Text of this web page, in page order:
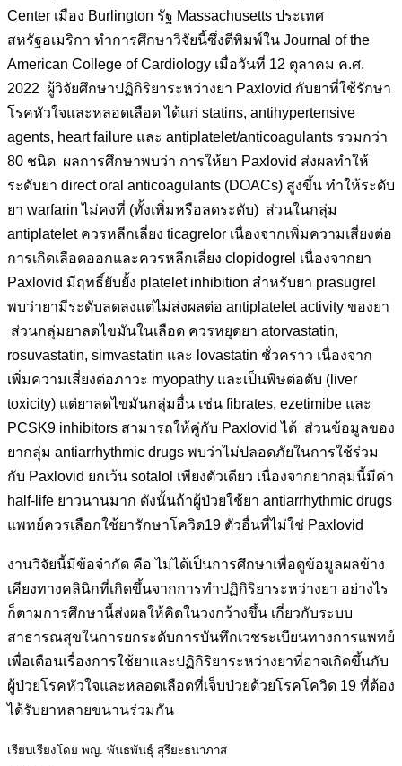
Center เมือง Burlington รัฐ Massachusetts ประเทศ
สหรัฐอเมริกา ทำการศึกษาวิจัยนี้ซึ่งตีพิมพ์ใน Journal of the
American College of Cardiology เมื่อวันที่ 12 ตุลาคม ค.ศ.
2022 ผู้วิจัยศึกษาปฏิกิริยาระหว่างยา Paxlovid กับยาที่ใช้รักษา
โรคหัวใจและหลอดเลือด ได้แก่ statins, antihypertensive
agents, heart failure และ antiplatelet/anticoagulants รวมกว่า
80 ชนิด ผลการศึกษาพบว่า การให้ยา Paxlovid ส่งผลทำให้
ระดับยา direct oral anticoagulants (DOACs) สูงขึ้น ทำให้ระดับ
ยา warfarin ไม่คงที่ (ทั้งเพิ่มหรือลดระดับ) ส่วนในกลุ่ม
antiplatelet ควรหลีกเลี่ยง ticagrelor เนื่องจากเพิ่มความเสี่ยงต่อ
การเกิดเลือดออกและควรหลีกเลี่ยง clopidogrel เนื่องจากยา
Paxlovid มีฤทธิ์ยับยั้ง platelet inhibition สำหรับยา prasugrel
พบว่ายามีระดับลดลงแต่ไม่ส่งผลต่อ antiplatelet activity ของยา
ส่วนกลุ่มยาลดไขมันในเลือด ควรหยุดยา atorvastatin,
rosuvastatin, simvastatin และ lovastatin ชั่วคราว เนื่องจาก
เพิ่มความเสี่ยงต่อภาวะ myopathy และเป็นพิษต่อตับ (liver
toxicity) แต่ยาลดไขมันกลุ่มอื่น เช่น fibrates, ezetimibe และ
PCSK9 inhibitors สามารถให้คู่กับ Paxlovid ได้ ส่วนข้อมูลของ
ยากลุ่ม antiarrhythmic drugs พบว่าไม่ปลอดภัยในการใช้ร่วม
กับ Paxlovid ยกเว้น sotalol เพียงตัวเดียว เนื่องจากยากลุ่มนี้มีค่า
half-life ยาวนานมาก ดังนั้นถ้าผู้ป่วยใช้ยา antiarrhythmic drugs
แพทย์ควรเลือกใช้ยารักษาโควิด19 ตัวอื่นที่ไม่ใช่ Paxlovid
งานวิจัยนี้มีข้อจำกัด คือ ไม่ได้เป็นการศึกษาเพื่อดูข้อมูลผลข้าง
เคียงทางคลินิกที่เกิดขึ้นจากการทำปฏิกิริยาระหว่างยา อย่างไร
ก็ตามการศึกษานี้ส่งผลให้คิดในวงกว้างขึ้น เกี่ยวกับระบบ
สาธารณสุขในการยกระดับการบันทึกเวชระเบียนทางการแพทย์
เพื่อเตือนเรื่องการใช้ยาและปฏิกิริยาระหว่างยาที่อาจเกิดขึ้นกับ
ผู้ป่วยโรคหัวใจและหลอดเลือดที่เจ็บป่วยด้วยโรคโควิด 19 ที่ต้อง
ได้รับยาหลายขนานร่วมกัน
เรียบเรียงโดย พญ. พันธพันธุ์ สุรียะธนาภาส